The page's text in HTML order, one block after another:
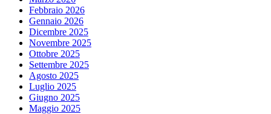
Febbraio 2026
Gennaio 2026
Dicembre 2025
Novembre 2025
Ottobre 2025
Settembre 2025
Agosto 2025
Luglio 2025
Giugno 2025
Maggio 2025